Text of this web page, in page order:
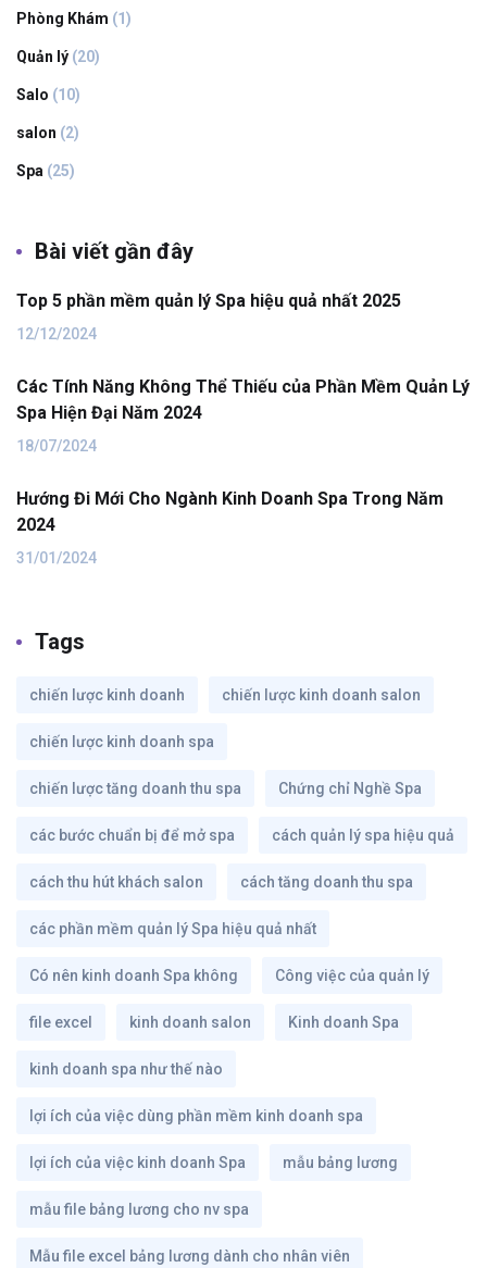
Phòng Khám (1)
Quản lý (20)
Salo (10)
salon (2)
Spa (25)
Bài viết gần đây
Top 5 phần mềm quản lý Spa hiệu quả nhất 2025
12/12/2024
Các Tính Năng Không Thể Thiếu của Phần Mềm Quản Lý
Spa Hiện Đại Năm 2024
18/07/2024
Hướng Đi Mới Cho Ngành Kinh Doanh Spa Trong Năm
2024
31/01/2024
Tags
chiến lược kinh doanh chiến lược kinh doanh salon
chiến lược kinh doanh spa
chiến lược tăng doanh thu spa Chứng chỉ Nghề Spa
các bước chuẩn bị để mở spa cách quản lý spa hiệu quả
cách thu hút khách salon cách tăng doanh thu spa
các phần mềm quản lý Spa hiệu quả nhất
Có nên kinh doanh Spa không Công việc của quản lý
file excel kinh doanh salon Kinh doanh Spa
kinh doanh spa như thế nào
lợi ích của việc dùng phần mềm kinh doanh spa
lợi ích của việc kinh doanh Spa mẫu bảng lương
mẫu file bảng lương cho nv spa
Mẫu file excel bảng lương dành cho nhân viên